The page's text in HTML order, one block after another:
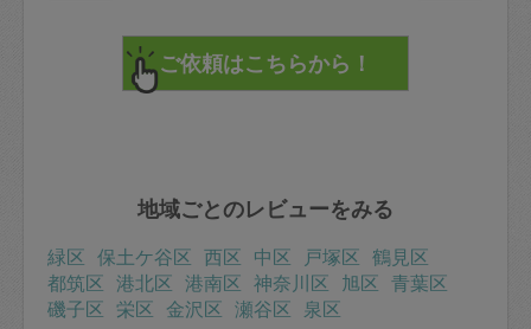
地域ごとのレビューをみる
緑区 保土ケ谷区 西区 中区 戸塚区 鶴見区
都筑区 港北区 港南区 神奈川区 旭区 青葉区
磯子区 栄区 金沢区 瀬谷区 泉区